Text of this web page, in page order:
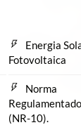
Energia
Fotovoltaica
Norma
(NR-10).